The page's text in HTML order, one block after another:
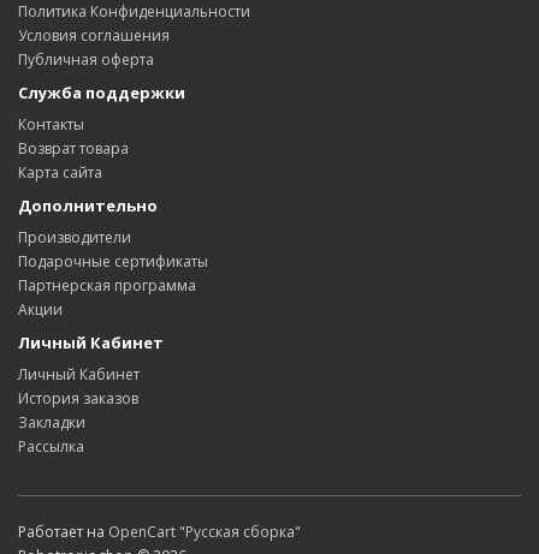
Политика Конфиденциальности
Условия соглашения
Публичная оферта
Служба поддержки
Контакты
Возврат товара
Карта сайта
Дополнительно
Производители
Подарочные сертификаты
Партнерская программа
Акции
Личный Кабинет
Личный Кабинет
История заказов
Закладки
Рассылка
Работает на OpenCart "Русская сборка"